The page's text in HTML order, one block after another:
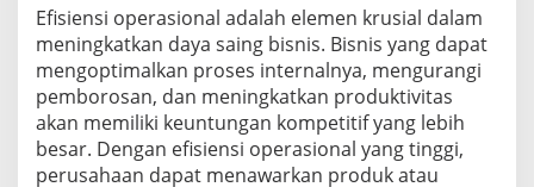
Efisiensi operasional adalah elemen krusial dalam
meningkatkan daya saing bisnis. Bisnis yang dapat
mengoptimalkan proses internalnya, mengurangi
pemborosan, dan meningkatkan produktivitas
akan memiliki keuntungan kompetitif yang lebih
besar. Dengan efisiensi operasional yang tinggi,
perusahaan dapat menawarkan produk atau